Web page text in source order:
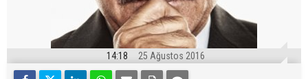
14:18 25 Ağustos 2016